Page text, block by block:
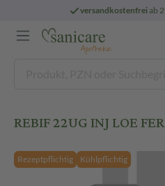
versandkostenfreiab
REBIF 22UG INJ LOE FER
Rezeptpflichtig Kühlpflichtig